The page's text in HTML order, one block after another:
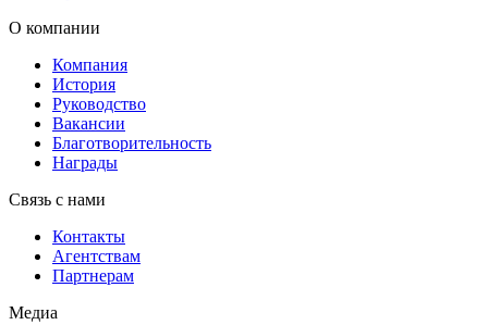
О компании
Компания
История
Руководство
Вакансии
Благотворительность
Награды
Связь с нами
Контакты
Агентствам
Партнерам
Медиа